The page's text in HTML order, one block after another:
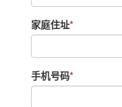
家庭住址*
手机号码*